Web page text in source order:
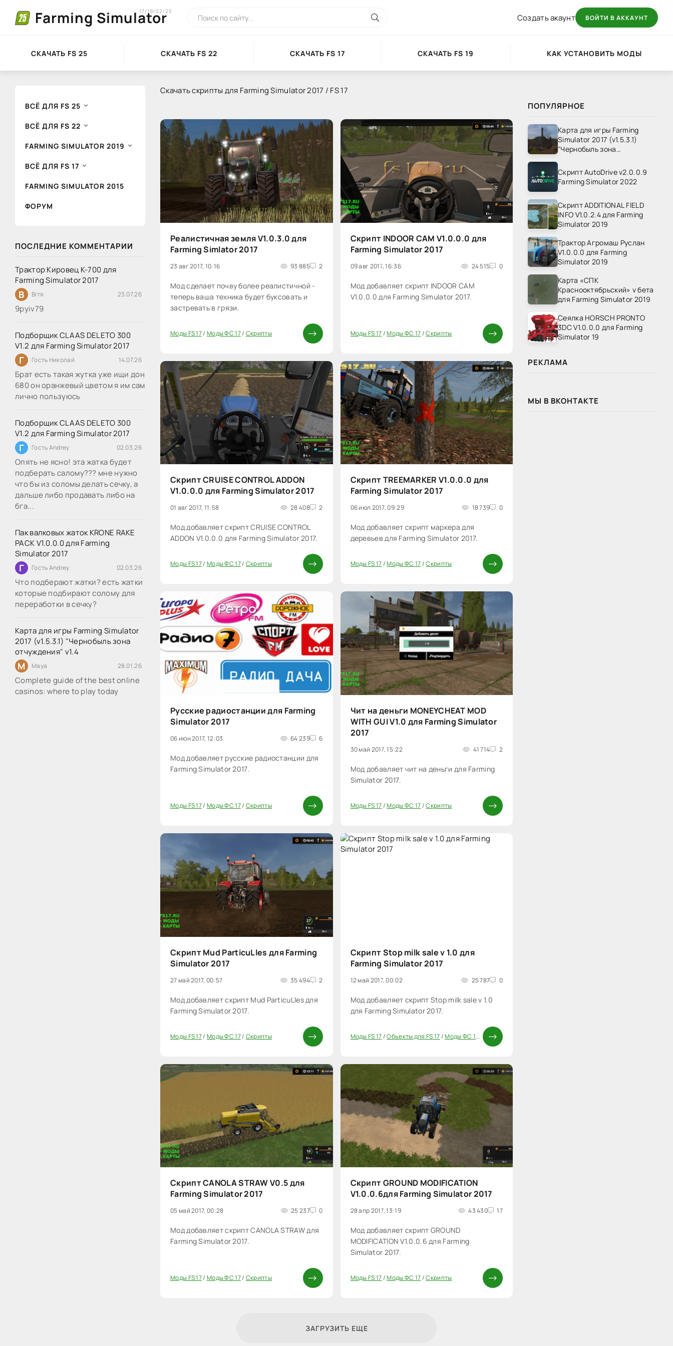
Farming Simulator
17/19/22/25
Создать акаунт ВОЙТИ В АККАУНТ
СКАЧАТЬ FS 25 СКАЧАТЬ FS 22 СКАЧАТЬ FS 17 СКАЧАТЬ FS 19 КАК УСТАНОВИТЬ МОДЫ
ВСЁ ДЛЯ FS 25
ВСЁ ДЛЯ FS 22
FARMING SIMULATOR 2019
ВСЁ ДЛЯ FS 17
FARMING SIMULATOR 2015
ФОРУМ
ПОСЛЕДНИЕ КОММЕНТАРИИ
Трактор Кировец К-700 для
Farming Simulator 2017
В Вітя 23.07.26
9руіv79
Подборщик CLAAS DELETO 300
V1.2 для Farming Simulator 2017
Г Гость Николай 14.07.26
Брат есть такая жутка уже ищи дон
680 он оранжевый цветом я им сам
лично пользуюсь
Подборщик CLAAS DELETO 300
V1.2 для Farming Simulator 2017
Г Гость Andrey 02.03.26
Опять не ясно! эта жатка будет
подберать салому??? мне нужно
что бы из соломы делать сечку, а
дальше либо продавать либо на
бга...
Пак валковых жаток KRONE RAKE
PACK V1.0.0.0 для Farming
Simulator 2017
Г Гость Andrey 02.03.26
Что подберают жатки? есть жатки
которые подбирают солому для
переработки в сечку?
Карта для игры Farming Simulator
2017 (v1.5.3.1) "Чернобыль зона
отчуждения" v1.4
M Maya 28.01.26
Complete guide of the best online
casinos: where to play today
Скачать скрипты для Farming Simulator 2017 / FS 17
Реалистичная земля V1.0.3.0 для
Farming Simlator 2017
23 авг 2017, 10:16 93 885 2
Мод сделает почву более реалистичной -
теперь ваша техника будет буксовать и
застревать в грязи.
20
Моды FS 17/ Моды ФС 17/ Скрипты
Скрипт INDOOR CAM V1.0.0.0 для
Farming Simulator 2017
09 авг 2017, 16:36 24 515 0
Мод добавляет скрипт INDOOR CAM
V1.0.0.0 для Farming Simulator 2017.
20
Моды FS 17/Моды ФС 17/Скрипты
Скрипт CRUISE CONTROL ADDON
V1.0.0.0 для Farming Simulator 2017
01 авг 2017, 11:58 28 408 2
Мод добавляет скрипт CRUISE CONTROL
ADDON V1.0.0.0 для Farming Simulator 2017.
Моды FS 17/ Моды ФС 17/ Скрипты
Скрипт TREEMARKER V1.0.0.0 для
Farming Simulator 2017
06 июл 2017, 09:29 18 739 0
Мод добавляет скрипт маркера для
деревьев для Farming Simulator 2017.
0
Моды FS 17/Моды ФС 17/Скрипты
Русские радиостанции для Farming
Simulator 2017
06 июн 2017, 12:03 64 239 6
Мод добавляет русские радиостанции для
Farming Simulator 2017.
Моды FS 17/ Моды ФС 17/ Скрипты
Чит на деньги MONEYCHEAT MOD
WITH GUI V1.0 для Farming Simulator
2017
30 май 2017, 15:22 41 714 2
Мод добавляет чит на деньги для Farming
Simulator 2017.
20
Моды FS 17/Моды ФС 17/Скрипты
Скрипт Mud ParticuLles для Farming
Simulator 2017
27 май 2017, 00:57 35 494 2
Мод добавляет скрипт Mud ParticuLles для
Farming Simulator 2017.
Моды FS 17/ Моды ФС 17/ Скрипты
Скрипт Stop milk sale v 1.0 для
Farming Simulator 2017
12 май 2017, 00:02 25 787 0
Мод добавляет скрипт Stop milk sale v 1.0
для Farming Simulator 2017.
20
Моды FS 17/Объекты для FS 17/Моды ФС 17 / Скрипты
Скрипт CANOLA STRAW V0.5 для
Farming Simulator 2017
05 май 2017, 00:28 25 237 0
Мод добавляет скрипт CANOLA STRAW для
Farming Simulator 2017.
Моды FS 17/ Моды ФС 17/ Скрипты
Скрипт GROUND MODIFICATION
V1.0.0.6для Farming Simulator 2017
28 апр 2017, 13:19 43 430 17
Мод добавляет скрипт GROUND
MODIFICATION V1.0.0.6 для Farming
Simulator 2017.
0
Моды FS 17/Моды ФС 17/Скрипты
ЗАГРУЗИТЬ ЕЩЕ
ПОПУЛЯРНОЕ
Карта для игры Farming
Simulator 2017 (v1.5.3.1)
"Чернобыль зона
Скрипт AutoDrive v2.0.0.9
Farming Simulator 2022
Скрипт ADDITIONAL FIELD
INFO V1.0.2.4 для Farming
Simulator 2019
Трактор Агромаш Руслан
V1.0.0.0 для Farming
Simulator 2019
Карта «СПК
Краснооктябрьский» v бета
для Farming Simulator 2019
Сеялка HORSCH PRONTO
3DC V1.0.0.0 для Farming
Simulator 19
РЕКЛАМА
МЫ В ВКОНТАКТЕ